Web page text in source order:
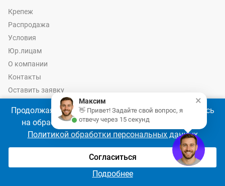
Избранное
Крепеж
Распродажа
Условия
Юр.лицам
О компании
Контакты
Оставить заявку
Калькулятор крепежа
© 2026 год Оптово-розничные продажи крепежа и инструмента -
Ремкреп.ру
Продолжая использовать наш сайт, Вы соглашаетесь
на обработку файлов cookie 🍪 в соответствии с
Политикой обработки персональных данных
Согласиться
Подробнее
×
Максим
👋 Привет! Задайте свой вопрос, я
отвечу через 15 секунд